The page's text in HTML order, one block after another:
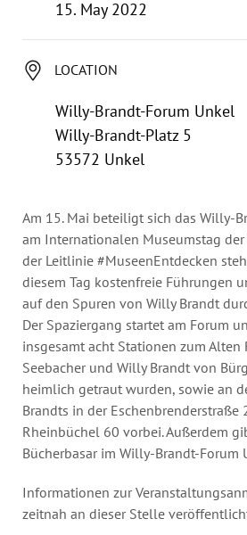
15. May 2022
LOCATION
Willy-Brandt-Forum Unkel
Willy-Brandt-Platz 5
53572 Unkel
Am 15. Mai beteiligt sich das Willy-
am Internationalen Museumstag
der Leitlinie #MuseenEntdecken
diesem Tag kostenfreie Führungen
auf den Spuren von Willy Brandt
Der Spaziergang startet am Forum
insgesamt acht Stationen zum Alten
Seebacher und Willy Brandt von
heimlich getraut wurden, sowie an
Brandts in der Eschenbrenderstraße
Rheinbüchel 60 vorbei. Außerdem
Bücherbasar im Willy-Brandt-Forum
Informationen zur
zeitnah an dieser Stelle